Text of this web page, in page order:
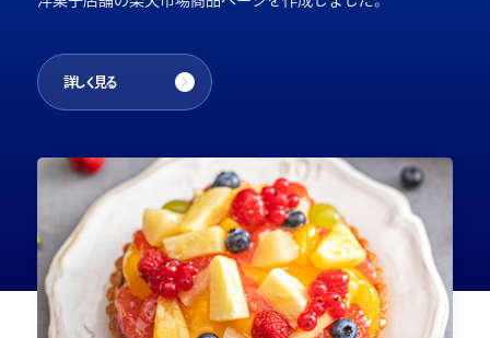
詳しく見る